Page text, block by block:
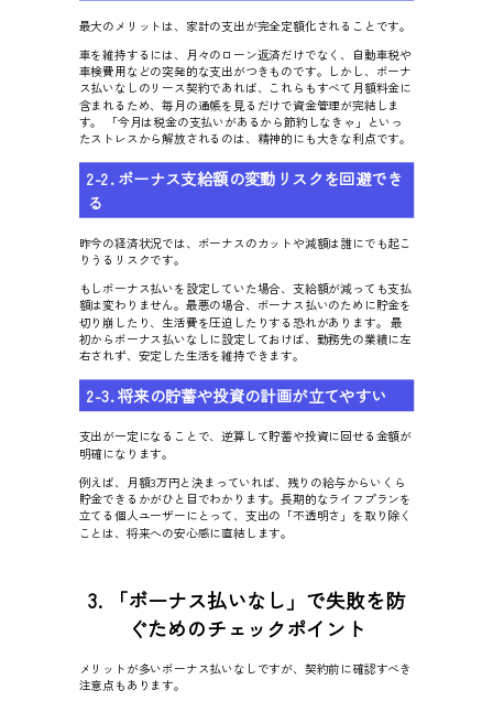
最大のメリットは、家計の支出が完全定額化されることです。
車を維持するには、月々のローン返済だけでなく、自動車税や
車検費用などの突発的な支出がつきものです。しかし、ボーナ
ス払いなしのリース契約であれば、これらもすべて月額料金に
含まれるため、毎月の通帳を見るだけで資金管理が完結しま
す。 「今月は税金の支払いがあるから節約しなきゃ」といっ
たストレスから解放されるのは、精神的にも大きな利点です。
2-2. ボーナス支給額の変動リスクを回避でき
る
昨今の経済状況では、ボーナスのカットや減額は誰にでも起こ
りうるリスクです。
もしボーナス払いを設定していた場合、支給額が減っても支払
額は変わりません。最悪の場合、ボーナス払いのために貯金を
切り崩したり、生活費を圧迫したりする恐れがあります。 最
初からボーナス払いなしに設定しておけば、勤務先の業績に左
右されず、安定した生活を維持できます。
2-3. 将来の貯蓄や投資の計画が立てやすい
支出が一定になることで、逆算して貯蓄や投資に回せる金額が
明確になります。
例えば、月額3万円と決まっていれば、残りの給与からいくら
貯金できるかがひと目でわかります。長期的なライフプランを
立てる個人ユーザーにとって、支出の「不透明さ」を取り除く
ことは、将来への安心感に直結します。
3. 「ボーナス払いなし」で失敗を防
ぐためのチェックポイント
メリットが多いボーナス払いなしですが、契約前に確認すべき
注意点もあります。